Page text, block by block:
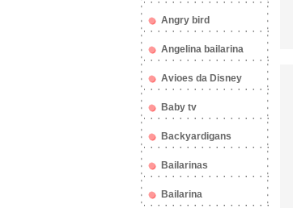
Angry bird
Angelina bailarina
Avioes da Disney
Baby tv
Backyardigans
Bailarinas
Bailarina